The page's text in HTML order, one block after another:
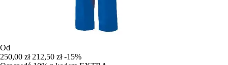
Od
250,00 zł 212,50 zł -15%